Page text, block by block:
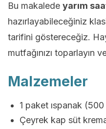
Bu makalede yarım
hazırlayabileceğiniz
tarifini göstereceğiz.
mutfağınızı toparlayın
Malzemeler
1 paket ıspanak
Çeyrek kap süt